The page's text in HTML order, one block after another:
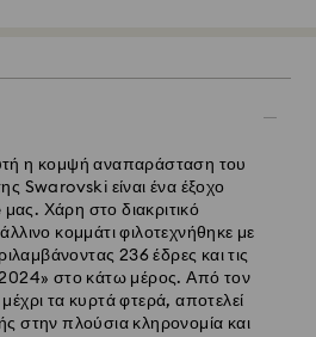
η κομψή αναπαράσταση του
Swarovski είναι ένα έξοχο
Χάρη στο διακριτικό
κομμάτι φιλοτεχνήθηκε με
236 έδρες και τις
στο κάτω μέρος. Από τον
τα κυρτά φτερά, αποτελεί
στην πλούσια κληρονομία και
μετά την επεξεργασία και
τα νησιά)
EUR 6,95
από Δευτέρα έως
CET θα διεκπεραιώνονται και